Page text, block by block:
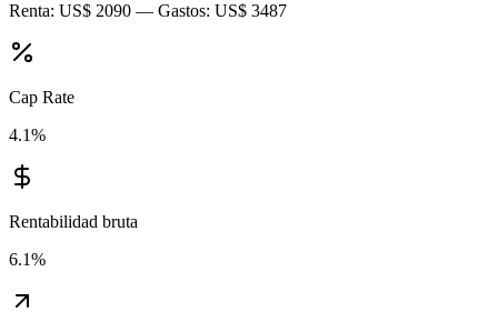
Renta: US$ 2090 — Gastos: US$ 3487
Cap Rate
4.1%
Rentabilidad bruta
6.1%